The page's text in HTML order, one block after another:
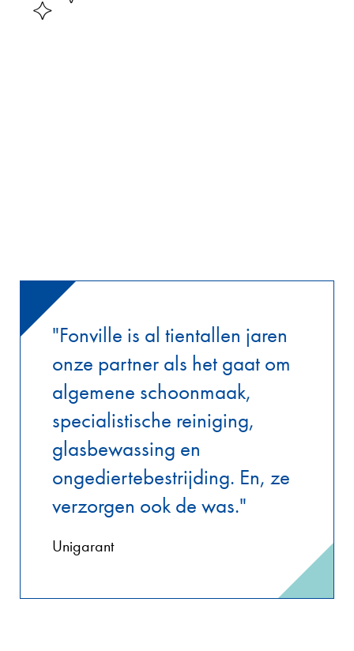
"Fonville is al tientallen jaren
onze partner als het gaat om
algemene schoonmaak,
specialistische reiniging,
glasbewassing en
ongediertebestrijding. En, ze
verzorgen ook de was."
Unigarant